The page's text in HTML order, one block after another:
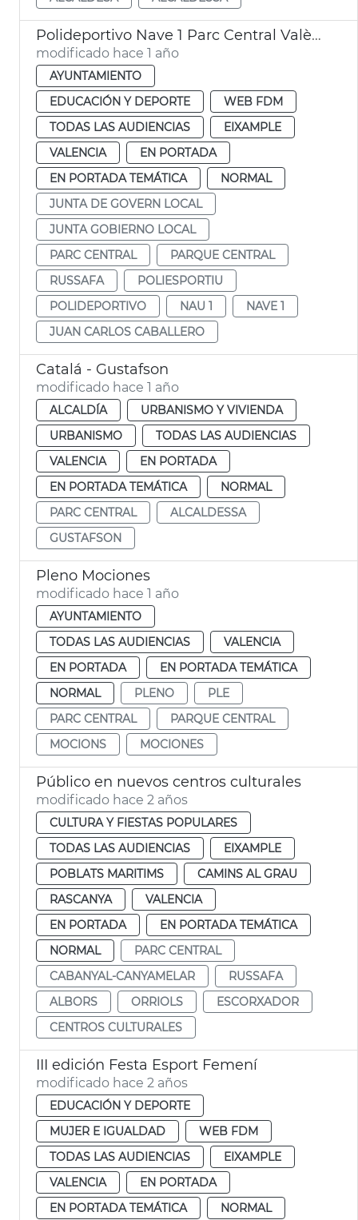
Polideportivo Nave 1 Parc Central València
modificado hace 1 año
AYUNTAMIENTO
EDUCACIÓN Y DEPORTE
WEB FDM
TODAS LAS AUDIENCIAS
EIXAMPLE
VALENCIA
EN PORTADA
EN PORTADA TEMÁTICA
NORMAL
JUNTA DE GOVERN LOCAL
JUNTA GOBIERNO LOCAL
PARC CENTRAL
PARQUE CENTRAL
RUSSAFA
POLIESPORTIU
POLIDEPORTIVO
NAU 1
NAVE 1
JUAN CARLOS CABALLERO
Catalá - Gustafson
modificado hace 1 año
ALCALDÍA
URBANISMO Y VIVIENDA
URBANISMO
TODAS LAS AUDIENCIAS
VALENCIA
EN PORTADA
EN PORTADA TEMÁTICA
NORMAL
PARC CENTRAL
ALCALDESSA
GUSTAFSON
Pleno Mociones
modificado hace 1 año
AYUNTAMIENTO
TODAS LAS AUDIENCIAS
VALENCIA
EN PORTADA
EN PORTADA TEMÁTICA
NORMAL
PLENO
PLE
PARC CENTRAL
PARQUE CENTRAL
MOCIONS
MOCIONES
Público en nuevos centros culturales
modificado hace 2 años
CULTURA Y FIESTAS POPULARES
TODAS LAS AUDIENCIAS
EIXAMPLE
POBLATS MARITIMS
CAMINS AL GRAU
RASCANYA
VALENCIA
EN PORTADA
EN PORTADA TEMÁTICA
NORMAL
PARC CENTRAL
CABANYAL-CANYAMELAR
RUSSAFA
ALBORS
ORRIOLS
ESCORXADOR
CENTROS CULTURALES
III edición Festa Esport Femení
modificado hace 2 años
EDUCACIÓN Y DEPORTE
MUJER E IGUALDAD
WEB FDM
TODAS LAS AUDIENCIAS
EIXAMPLE
VALENCIA
EN PORTADA
EN PORTADA TEMÁTICA
NORMAL